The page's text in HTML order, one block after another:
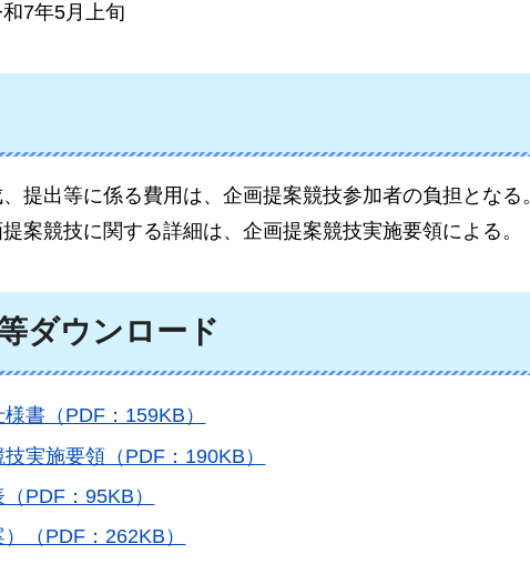
7年5月上旬
提出等に係る費用は、企画提案競技参加者の負担となる
案競技に関する詳細は、企画提案競技実施要領による。
ダウンロード
書（PDF：159KB）
実施要領（PDF：190KB）
PDF：95KB）
（PDF：262KB）